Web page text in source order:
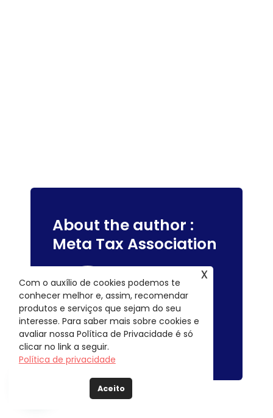
About the author :
Meta Tax Association
Com o auxílio de cookies podemos te
conhecer melhor e, assim, recomendar
produtos e serviços que sejam do seu
interesse. Para saber mais sobre cookies e
avaliar nossa Política de Privacidade é só
clicar no link a seguir.
Política de privacidade
Aceito
x